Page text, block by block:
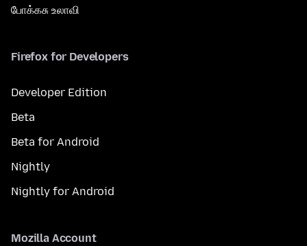
போக்கசு உலாவி
Firefox for Developers
Developer Edition
Beta
Beta for Android
Nightly
Nightly for Android
Mozilla Account